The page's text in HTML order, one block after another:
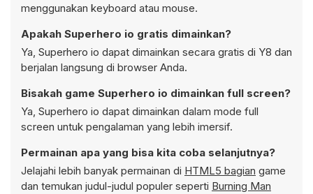
menggunakan keyboard atau mouse.
Apakah Superhero io gratis dimainkan?
Ya, Superhero io dapat dimainkan secara gratis di Y8 dan
berjalan langsung di browser Anda.
Bisakah game Superhero io dimainkan full screen?
Ya, Superhero io dapat dimainkan dalam mode full
screen untuk pengalaman yang lebih imersif.
Permainan apa yang bisa kita coba selanjutnya?
Jelajahi lebih banyak permainan di HTML5 bagian game
dan temukan judul-judul populer seperti Burning Man